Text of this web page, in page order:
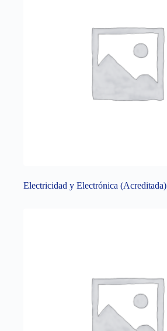
Electricidad y Electrónica (Acreditada)